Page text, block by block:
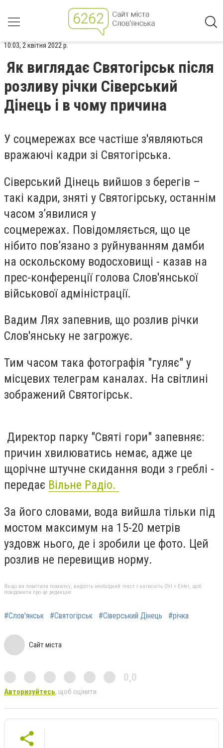
10:03, 2 квітня 2022 р.
Як виглядає Святогірськ після
розливу річки Сіверський
Дінець і в чому причина
У соцмережах все частіше з'являються
вражаючі кадри зі Святогірська.
Сіверський Дінець вийшов з берегів –
такі кадри, зняті у Святогірську, останнім
часом з’явилися у
соцмережах. Повідомляється, що це
нібито пов’язано з руйнуванням дамби
на оскольскому водосховищі - казав на
прес-конференції голова Слов'янської
військової адміністрації.
Вадим Лях запевнив, що розлив річки
Слов'янську не загрожує.
Тим часом така фотографія "гуляє" у
місцевих телеграм каналах. На світлині
зображений Святогірськ.
Директор парку "Святі гори" запевняє:
причин хвилюватись немає, адже це
щорічне штучне скидання води з греблі -
передає Вільне Радіо.
За його словами, вода вийшла тільки під
мостом максимум на 15-20 метрів
уздовж нього, де і зробили це фото. Цей
розлив не перевищив норму.
Якщо ви помітили помилку, виділіть необхідний текст і натисніть Ctrl + Enter, щоб
повідомити про це редакцію
#Слов'янськ #Святогірськ #Сіверський Дінець #річка
Сайт міста
0,0
Авторизуйтесь, щоб оцінити